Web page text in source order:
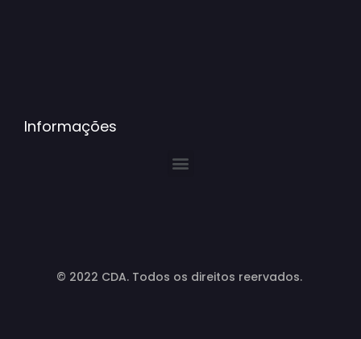
Informações
© 2022 CDA. Todos os direitos reervados.